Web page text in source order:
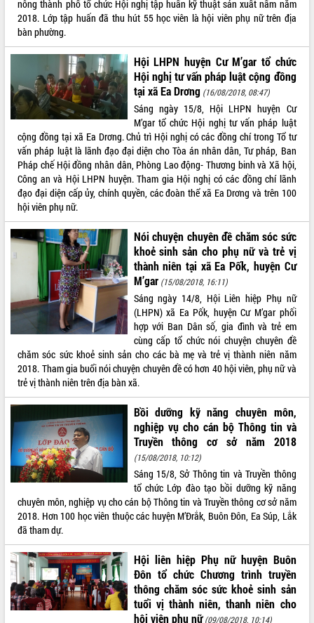
nông thành phố tổ chức Hội nghị tập huấn kỹ thuật sản xuất nấm năm
2018. Lớp tập huấn đã thu hút 55 học viên là hội viên phụ nữ trên địa
bàn phường.
Hội LHPN huyện Cư M’gar tổ chức
Hội nghị tư vấn pháp luật cộng đồng
tại xã Ea Drơng (16/08/2018, 08:47)
Sáng ngày 15/8, Hội LHPN huyện Cư
M’gar tổ chức Hội nghị tư vấn pháp luật
cộng đồng tại xã Ea Drơng. Chủ trì Hội nghị có các đồng chí trong Tổ tư
vấn pháp luật là lãnh đạo đại diện cho Tòa án nhân dân, Tư pháp, Ban
Pháp chế Hội đồng nhân dân, Phòng Lao động- Thương binh và Xã hội,
Công an và Hội LHPN huyện. Tham gia Hội nghị có các đồng chí lãnh
đạo đại diện cấp ủy, chính quyền, các đoàn thể xã Ea Drơng và trên 100
hội viên phụ nữ.
Nói chuyện chuyên đề chăm sóc sức
khoẻ sinh sản cho phụ nữ và trẻ vị
thành niên tại xã Ea Pốk, huyện Cư
M’gar (15/08/2018, 16:11)
Sáng ngày 14/8, Hội Liên hiệp Phụ nữ
(LHPN) xã Ea Pốk, huyện Cư M’gar phối
hợp với Ban Dân số, gia đình và trẻ em
cùng cấp tổ chức nói chuyện chuyên đề
chăm sóc sức khoẻ sinh sản cho các bà mẹ và trẻ vị thành niên năm
2018. Tham gia buổi nói chuyện chuyên đề có hơn 40 hội viên, phụ nữ và
trẻ vị thành niên trên địa bàn xã.
Bồi dưỡng kỹ năng chuyên môn,
nghiệp vụ cho cán bộ Thông tin và
Truyền thông cơ sở năm 2018
(15/08/2018, 10:12)
Sáng 15/8, Sở Thông tin và Truyền thông
tổ chức Lớp đào tạo bồi dưỡng kỹ năng
chuyên môn, nghiệp vụ cho cán bộ Thông tin và Truyền thông cơ sở năm
2018. Hơn 100 học viên thuộc các huyện M’Đrắk, Buôn Đôn, Ea Súp, Lắk
đã tham dự.
Hội liên hiệp Phụ nữ huyện Buôn
Đôn tổ chức Chương trình truyền
thông chăm sóc sức khoẻ sinh sản
tuổi vị thành niên, thanh niên cho
hội viên phụ nữ (09/08/2018, 10:14)